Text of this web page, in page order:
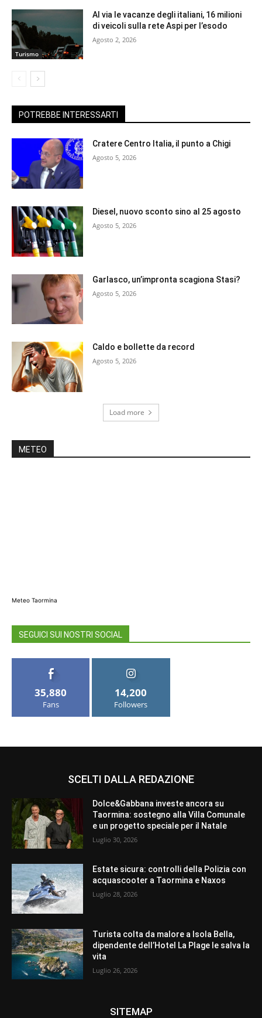
Turismo
Al via le vacanze degli italiani, 16 milioni
di veicoli sulla rete Aspi per l’esodo
Agosto 2, 2026
POTREBBE INTERESSARTI
Cratere Centro Italia, il punto a Chigi
Agosto 5, 2026
Diesel, nuovo sconto sino al 25 agosto
Agosto 5, 2026
Garlasco, un’impronta scagiona Stasi?
Agosto 5, 2026
Caldo e bollette da record
Agosto 5, 2026
Load more
METEO
Meteo Taormina
SEGUICI SUI NOSTRI SOCIAL
35,880
Fans
14,200
Followers
SCELTI DALLA REDAZIONE
Dolce&Gabbana investe ancora su
Taormina: sostegno alla Villa Comunale
e un progetto speciale per il Natale
Luglio 30, 2026
Estate sicura: controlli della Polizia con
acquascooter a Taormina e Naxos
Luglio 28, 2026
Turista colta da malore a Isola Bella,
dipendente dell’Hotel La Plage le salva la
vita
Luglio 26, 2026
SITEMAP